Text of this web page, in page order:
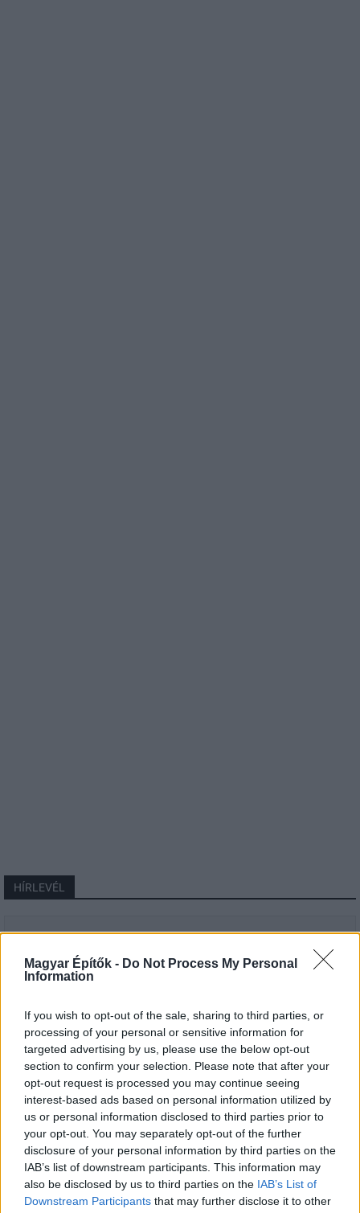
Magyar Építők - Do Not Process My Personal
Information
If you wish to opt-out of the sale, sharing to third parties, or
processing of your personal or sensitive information for
targeted advertising by us, please use the below opt-out
section to confirm your selection. Please note that after your
opt-out request is processed you may continue seeing
interest-based ads based on personal information utilized by
us or personal information disclosed to third parties prior to
your opt-out. You may separately opt-out of the further
disclosure of your personal information by third parties on the
IAB’s list of downstream participants. This information may
also be disclosed by us to third parties on the IAB’s List of
Downstream Participants that may further disclose it to other
HÍRLEVÉL
Név
Feliratkozom a hírlevélre és elfogadom az
adatvédelmi
szabályzatot!
FELIRATKOZÁS